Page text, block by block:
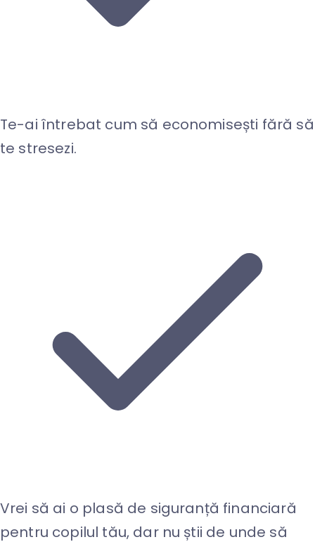
Te-ai întrebat cum să economisești fără să
te stresezi.
Vrei să ai o plasă de siguranță financiară
pentru copilul tău, dar nu știi de unde să